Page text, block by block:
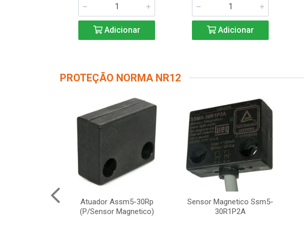
Adicionar Adicionar
PROTEÇÃO NORMA NR12
Atuador Assm5-30Rp
(P/Sensor Magnetico)
Sensor Magnetico Ssm5-
30R1P2A